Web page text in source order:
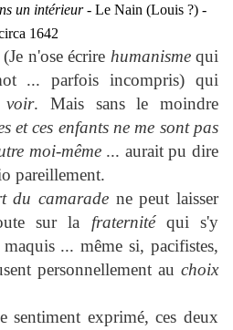
un intérieur - Le Nain (Louis ?) -
1642
n'ose écrire humanismequi
... parfois incompris) qui
. Mais sans le moindre
et ces enfants ne me sont pas
moi-même... aurait pu dire
pareillement.
du camarade ne peut laisser
sur la fraternitéqui s'y
... même si, pacifistes,
personnellement au choix
sentiment exprimé, ces deux